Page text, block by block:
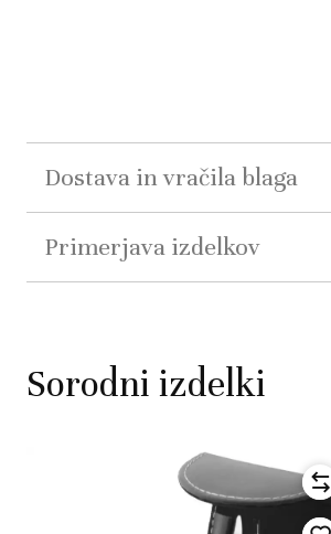
Dostava in vračila blaga
Primerjava izdelkov
Sorodni izdelki